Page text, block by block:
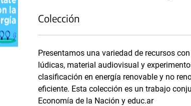
Colección
Presentamos una variedad de recursos
lúdicas, material audiovisual y
clasificación en energía renovable y no
eficiente. Esta colección es un trabajo
Economía de la Nación y educ.ar